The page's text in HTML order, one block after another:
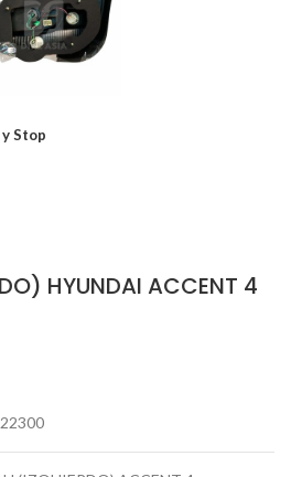
Stop
HYUNDAI ACCENT 4